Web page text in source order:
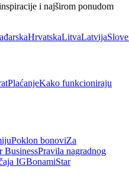
i najširom ponudom
HrvatskaLitvaLatvija
PlaćanjeKako funkcioniraju
Poklon bonoviZa
BusinessPravila nagradnog
IGBonamiStar